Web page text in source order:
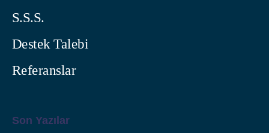
S.S.S.
Destek Talebi
Referanslar
Son Yazılar